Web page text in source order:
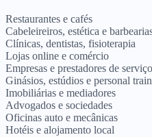
Restaurantes e cafés
Cabeleireiros, estética e
Clínicas, dentistas, fisioterapia
Lojas online e comércio
Empresas e prestadores de
Ginásios, estúdios e personal
Imobiliárias e mediadores
Advogados e sociedades
Oficinas auto e mecânicas
Hotéis e alojamento local